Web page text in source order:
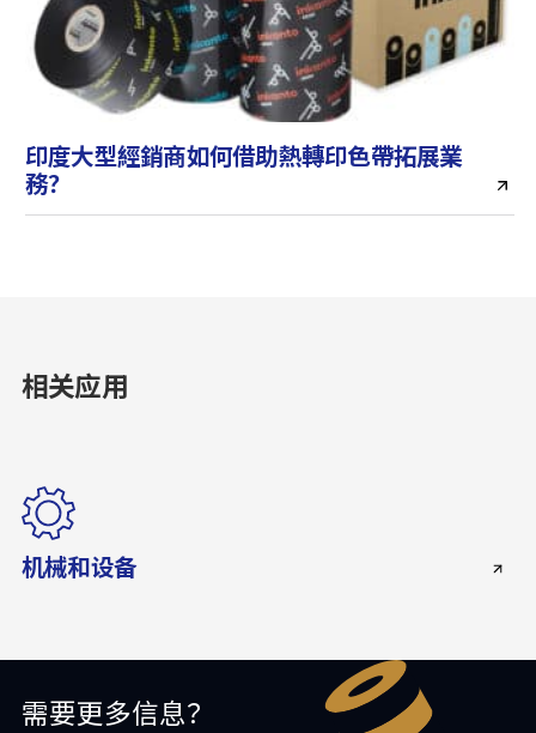
印度大型經銷商如何借助熱轉印色帶拓展業
務？
相关应用
机械和设备
需要更多信息？